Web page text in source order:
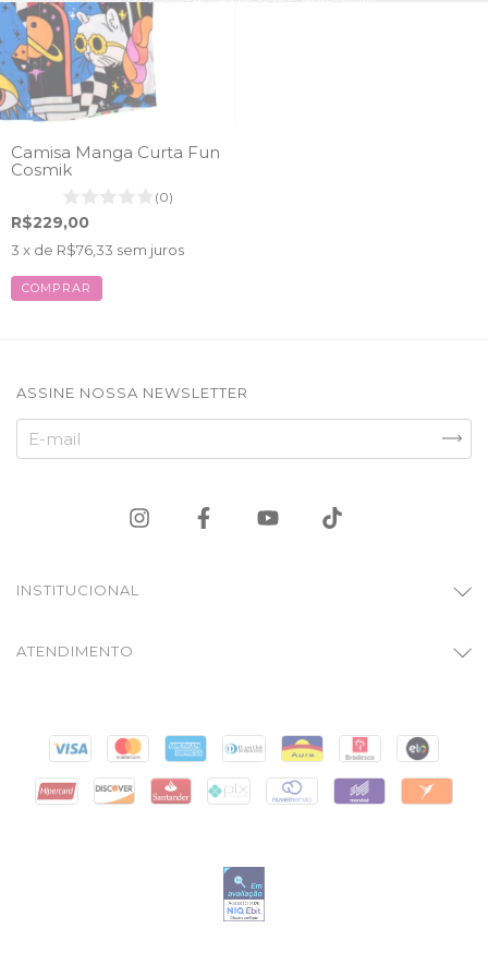
Camisa Manga Curta Fun
Cosmik
(0)
R$229,00
3 x de R$76,33 sem juros
COMPRAR
ASSINE NOSSA NEWSLETTER
INSTITUCIONAL
ATENDIMENTO